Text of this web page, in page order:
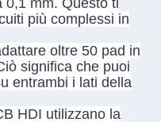
più complessi in
oltre 50 pad in
significa che puoi
entrambi i lati della
HDI utilizzano la